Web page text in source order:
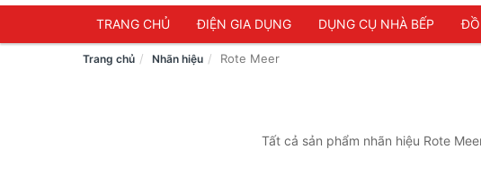
TRANG CHỦ ĐIỆN GIA DỤNG DỤNG CỤ NHÀ BẾP ĐỒ
Trang chủ Nhãn hiệu Rote Meer
Tất cả sản phẩm nhãn hiệu Rote